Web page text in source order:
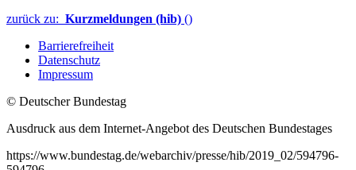
zurück zu: Kurzmeldungen (hib) ()
Barrierefreiheit
Datenschutz
Impressum
© Deutscher Bundestag
Ausdruck aus dem Internet-Angebot des Deutschen Bundestages
https://www.bundestag.de/webarchiv/presse/hib/2019_02/594796-